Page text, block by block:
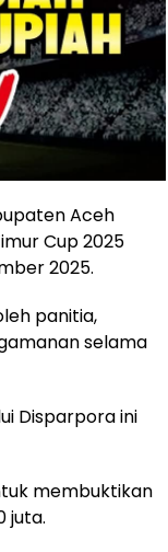
Aceh
Cup 2025
2025.
panitia,
selama
Disparpora ini
membuktikan
juta.